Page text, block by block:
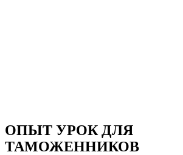
ОПЫТ УРОК ДЛЯ
ТАМОЖЕННИКОВ